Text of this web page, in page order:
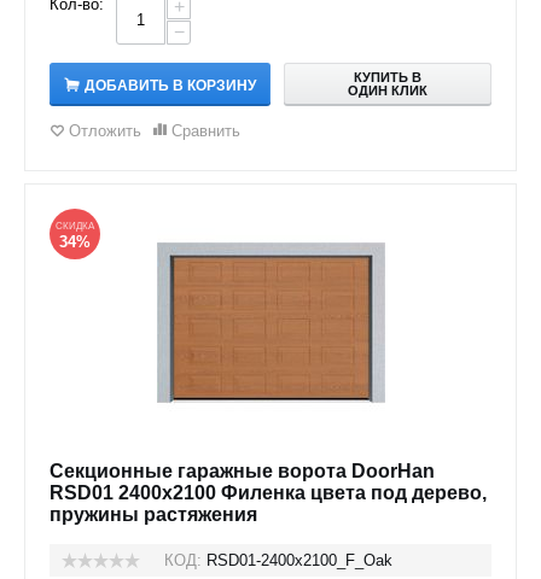
Кол-во:
+
−
ДОБАВИТЬ В КОРЗИНУ
КУПИТЬ В
ОДИН КЛИК
Отложить Сравнить
СКИДКА
34%
Секционные гаражные ворота DoorHan
RSD01 2400x2100 Филенка цвета под дерево,
пружины растяжения
КОД: RSD01-2400х2100_F_Oak